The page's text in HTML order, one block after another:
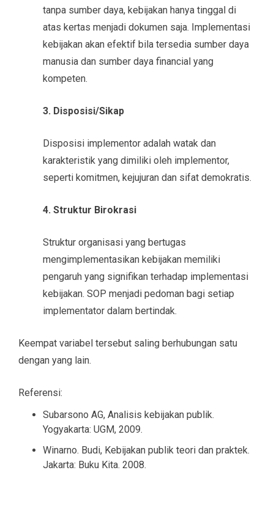
tanpa sumber daya, kebijakan hanya tinggal di
atas kertas menjadi dokumen saja. Implementasi
kebijakan akan efektif bila tersedia sumber daya
manusia dan sumber daya financial yang
kompeten.
3. Disposisi/Sikap
Disposisi implementor adalah watak dan
karakteristik yang dimiliki oleh implementor,
seperti komitmen, kejujuran dan sifat demokratis.
4. Struktur Birokrasi
Struktur organisasi yang bertugas
mengimplementasikan kebijakan memiliki
pengaruh yang signifikan terhadap implementasi
kebijakan. SOP menjadi pedoman bagi setiap
implementator dalam bertindak.
Keempat variabel tersebut saling berhubungan satu
dengan yang lain.
Referensi:
Subarsono AG, Analisis kebijakan publik.
Yogyakarta: UGM, 2009.
Winarno. Budi, Kebijakan publik teori dan praktek.
Jakarta: Buku Kita. 2008.